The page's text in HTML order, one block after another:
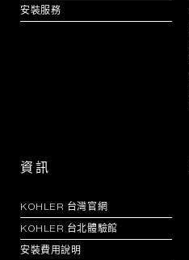
安裝服務
資訊
KOHLER 台灣官網
KOHLER 台北體驗館
安裝費用說明